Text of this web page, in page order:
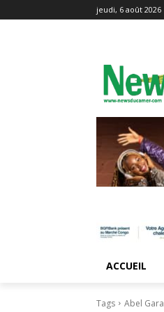
jeudi, 6 août 2026
ACCUEIL
Tags Abel Gara